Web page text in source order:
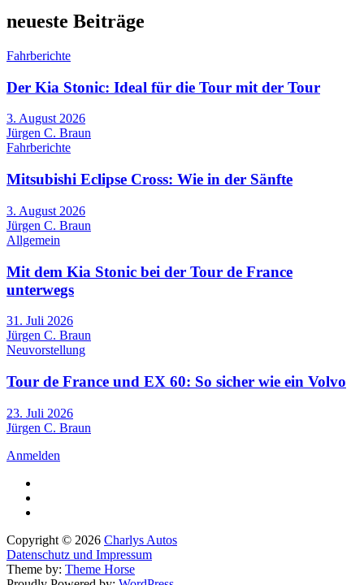
neueste Beiträge
Fahrberichte
Der Kia Stonic: Ideal für die Tour mit der Tour
3. August 2026
Jürgen C. Braun
Fahrberichte
Mitsubishi Eclipse Cross: Wie in der Sänfte
3. August 2026
Jürgen C. Braun
Allgemein
Mit dem Kia Stonic bei der Tour de France
unterwegs
31. Juli 2026
Jürgen C. Braun
Neuvorstellung
Tour de France und EX 60: So sicher wie ein Volvo
23. Juli 2026
Jürgen C. Braun
Anmelden
Copyright © 2026 Charlys Autos
Datenschutz und Impressum
Theme by: Theme Horse